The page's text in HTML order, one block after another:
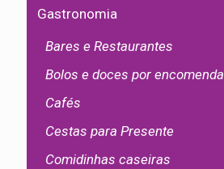
Gastronomia
Bares e Restaurantes
Bolos e doces por encomenda
Cafés
Cestas para Presente
Comidinhas caseiras